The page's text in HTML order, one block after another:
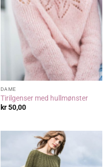
DAME
Tirilgenser med hullmønster
kr50,00